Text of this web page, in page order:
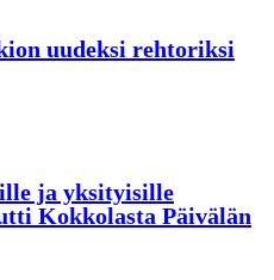
uudeksi rehtoriksi
ja yksityisille
Kokkolasta Päivälän